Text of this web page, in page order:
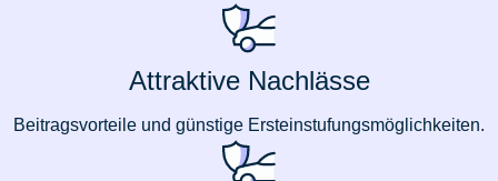
Attraktive Nachlässe
Beitragsvorteile und günstige Ersteinstufungsmöglichkeiten.